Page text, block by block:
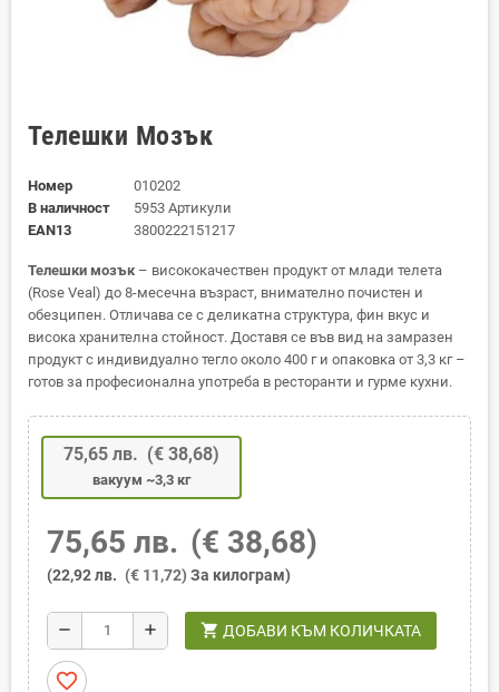
Телешки Мозък
Номер
010202
В наличност
5953 Артикули
EAN13
3800222151217
Телешки мозък – висококачествен продукт от млади телета
(Rose Veal) до 8-месечна възраст, внимателно почистен и
обезципен. Отличава се с деликатна структура, фин вкус и
висока хранителна стойност. Доставя се във вид на замразен
продукт с индивидуално тегло около 400 г и опаковка от 3,3 кг –
готов за професионална употреба в ресторанти и гурме кухни.
75,65 лв. (€ 38,68)
вакуум ~3,3 кг
75,65 лв. (€ 38,68)
(22,92 лв. (€ 11,72) За килограм)
remove add shopping_cart ДОБАВИ КЪМ КОЛИЧКАТА
favorite_border